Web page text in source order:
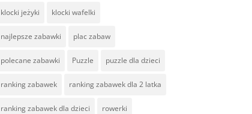
klocki jeżyki klocki wafelki
najlepsze zabawki plac zabaw
polecane zabawki Puzzle puzzle dla dzieci
ranking zabawek ranking zabawek dla 2 latka
ranking zabawek dla dzieci rowerki